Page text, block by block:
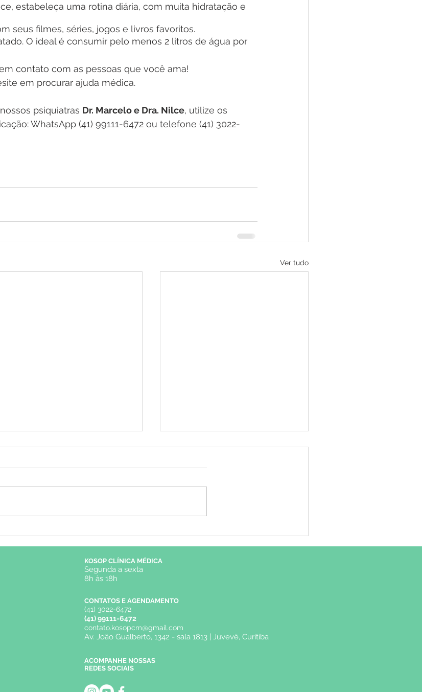
estabeleça uma rotina diária, com muita hidratação e
seus filmes, séries, jogos e livros favoritos.
O ideal é consumir pelo menos 2 litros de água por
contato com as pessoas que você ama!
em procurar ajuda médica.
psiquiatras Dr. Marcelo e Dra. Nilce, utilize os
WhatsApp (41) 99111-6472 ou telefone (41) 3022-
Ver tudo
KOSOP CLÍNICA MÉDICA
Segunda a sexta
8h às 18h
CONTATOS E AGENDAMENTO
(41) 3022-6472
(41) 99111-6472
contato.kosopcm@gmail.com
Av. João Gualberto, 1342 - sala 1813 | Juvevê, Curitiba
ACOMPANHE NOSSAS
REDES SOCIAIS